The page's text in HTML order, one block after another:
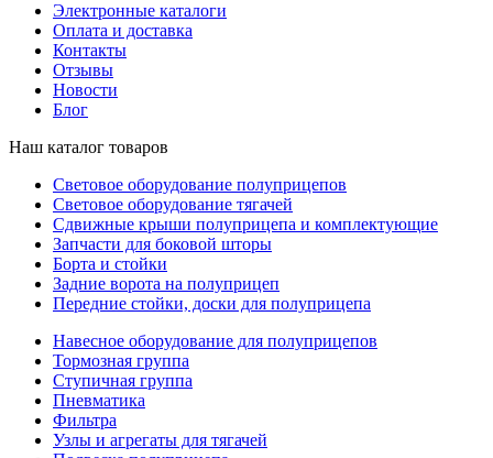
Электронные каталоги
Оплата и доставка
Контакты
Отзывы
Новости
Блог
Наш каталог товаров
Световое оборудование полуприцепов
Световое оборудование тягачей
Сдвижные крыши полуприцепа и комплектующие
Запчасти для боковой шторы
Борта и стойки
Задние ворота на полуприцеп
Передние стойки, доски для полуприцепа
Навесное оборудование для полуприцепов
Тормозная группа
Ступичная группа
Пневматика
Фильтра
Узлы и агрегаты для тягачей